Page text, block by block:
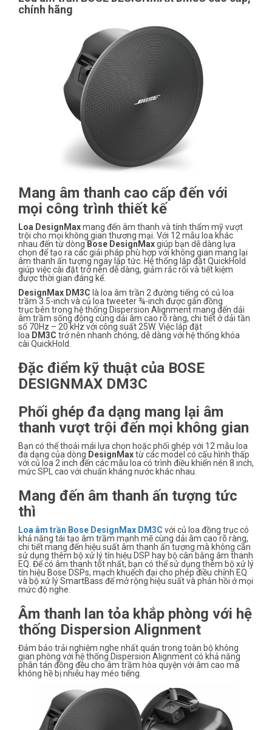
chính hãng
Mang âm thanh cao cấp đến với
mọi công trình thiết kế
Loa DesignMaxmang đến âm thanh và tính thẩm mỹ vượt
trội cho mọi không gian thương mại. Với 12 mẫu loa khác
nhau đến từ dòng Bose DesignMaxgiúp bạn dễ dàng lựa
chọn để tạo ra các giải pháp phù hợp với không gian mang lại
âm thanh ấn tượng ngay lập tức. Hệ thống lắp đặt QuickHold
giúp việc cài đặt trở nên dễ dàng, giảm rắc rối và tiết kiệm
được thời gian đáng kể.
DesignMax DM3C là loa âm trần 2 đường tiếng có củ loa
trầm 3.5-inch và củ loa tweeter ¾-inch được gắn đồng
trục bên trong hệ thống Dispersion Alignmentmang đến dải
âm trầm sống động cùng dải âm cao rõ ràng, chi tiết ở dải tần
số 70Hz – 20 kHz với công suất 25W. Việc lắp đặt
loa DM3C trở nên nhanh chóng, dễ dàng với hệ thống khóa
cài QuickHold.
Đặc điểm kỹ thuật của BOSE
DESIGNMAX DM3C
Phối ghép đa dạng mang lại âm
thanh vượt trội đến mọi không gian
Bạn có thể thoải mái lựa chọn hoặc phối ghép với 12 mẫu loa
đa dạng của dòng DesignMaxtừ các model có cấu hình thấp
với củ loa 2 inch đến các mẫu loa có trình điều khiển nén 8 inch,
mức SPL cao với chuẩn kháng nước khác nhau.
Mang đến âm thanh ấn tượng tức
thì
Loa âm trần Bose DesignMax DM3C với củ loa đồng trục có
khả năng tái tạo âm trầm mạnh mẽ cùng dải âm cao rõ ràng,
chi tiết mang đến hiệu suất âm thanh ấn tượng mà không cần
sử dụng thêm bộ xử lý tín hiệu DSP hay bộ cân bằng âm thanh
EQ. Để có âm thanh tốt nhất, bạn có thể sử dụng thêm bộ xử lý
tín hiệu Bose DSPs, mạch khuếch đại cho phép điều chỉnh EQ
và bộ xử lý SmartBass để mở rộng hiệu suất và phản hồi ở mọi
mức độ nghe.
Âm thanh lan tỏa khắp phòng với hệ
thống Dispersion Alignment
Đảm bảo trải nghiệm nghe nhất quán trong toàn bộ không
gian phòng với hệ thống Dispersion Alignment có khả năng
phân tán đồng đều cho âm trầm hòa quyện với âm cao mà
không hề bị nhiễu hay méo tiếng.